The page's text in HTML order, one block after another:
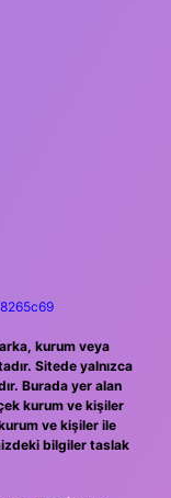
kurum veya
Sitede yalnızca
Burada yer alan
kurum ve kişiler
ve kişiler ile
bilgiler taslak